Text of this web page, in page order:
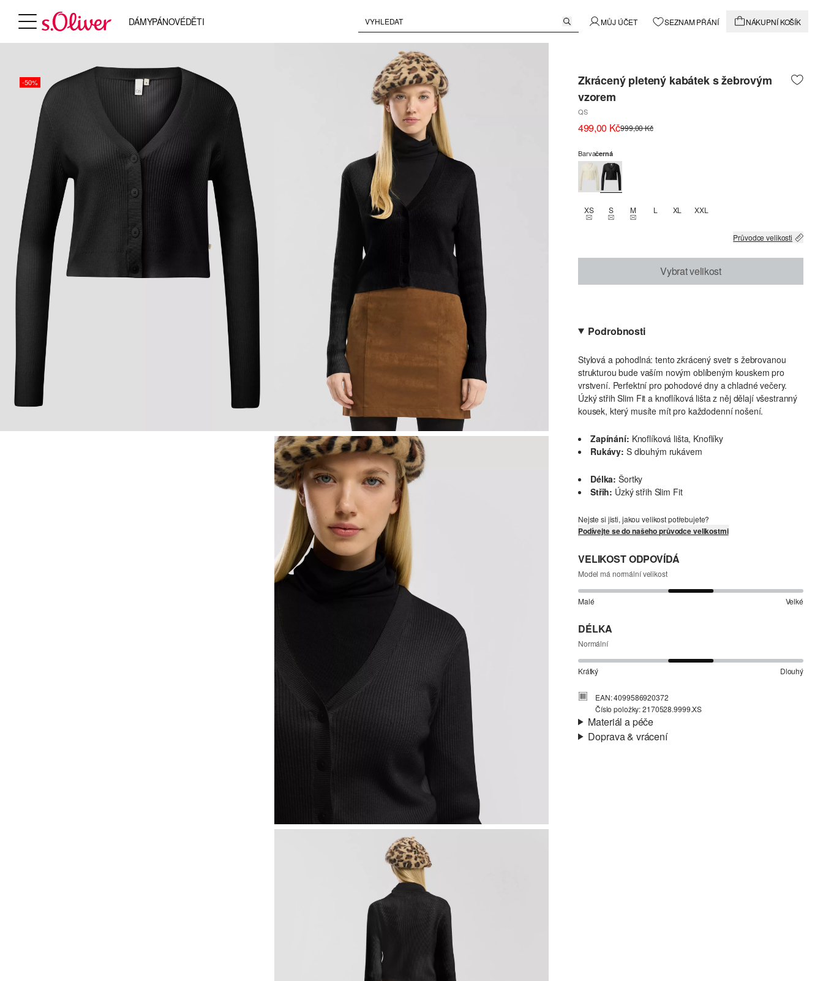
DÁMYPÁNOVÉDĚTI MŮJ ÚČET SEZNAM PŘÁNÍ NÁKUPNÍ KOŠÍK
-50%
Zkrácený pletený kabátek s žebrovým
vzorem
QS
499,00 Kč999,00 Kč
Barvačerná
XSTHIS SIZE IS CURRENTLY OUT OF STOCK
STHIS SIZE IS CURRENTLY OUT OF STOCK
MTHIS SIZE IS CURRENTLY OUT OF STOCK
L XL XXL
Průvodce velikosti
Vybrat velikost
Podrobnosti
Stylová a pohodlná: tento zkrácený svetr s žebrovanou
strukturou bude vaším novým oblíbeným kouskem pro
vrstvení. Perfektní pro pohodové dny a chladné večery.
Úzký střih Slim Fit a knoflíková lišta z něj dělají všestranný
kousek, který musíte mít pro každodenní nošení.
Zapínání: Knoflíková lišta, Knoflíky
Rukávy: S dlouhým rukávem
Délka: Šortky
Střih: Úzký střih Slim Fit
Nejste si jisti, jakou velikost potřebujete?
Podívejte se do našeho průvodce velikostmi
VELIKOST ODPOVÍDÁ
Model má normální velikost
Malé Velké
DÉLKA
Normální
Krátký Dlouhý
EAN: 4099586920372
Číslo položky: 2170528.9999.XS
Materiál a péče
Doprava & vrácení